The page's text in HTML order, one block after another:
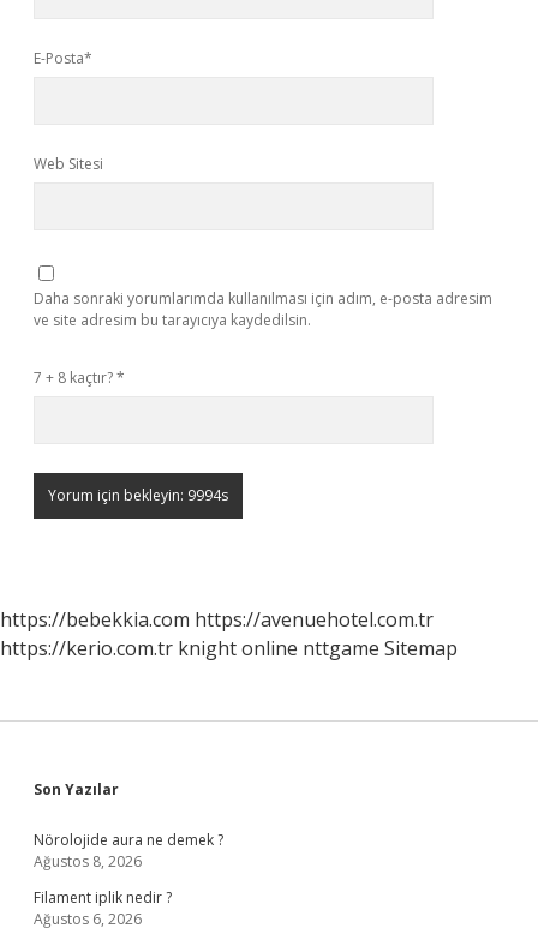
E-Posta*
Web Sitesi
Daha sonraki yorumlarımda kullanılması için adım, e-posta adresim
ve site adresim bu tarayıcıya kaydedilsin.
7 + 8 kaçtır?*
https://bebekkia.com https://avenuehotel.com.tr
https://kerio.com.tr knight online nttgame Sitemap
Sidebar
Son Yazılar
Nörolojide aura ne demek ?
Ağustos 8, 2026
Filament iplik nedir ?
Ağustos 6, 2026